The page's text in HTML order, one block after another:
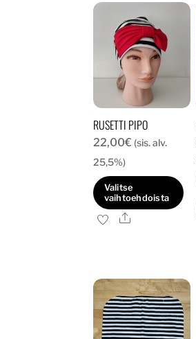
RUSETTI PIPO
22,00€ (sis. alv.
25,5%)
Valitse
vaihtoehdoista
Tällä
muunnelma.
Voit
tehdä
Ale